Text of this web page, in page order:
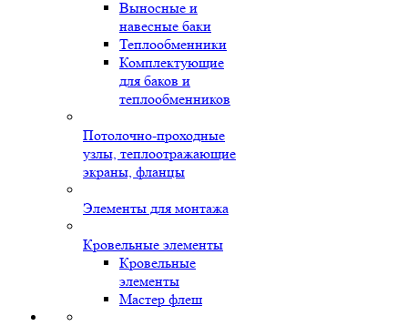
Выносные и
навесные баки
Теплообменники
Комплектующие
для баков и
теплообменников
Потолочно-проходные
узлы, теплоотражающие
экраны, фланцы
Элементы для монтажа
Кровельные элементы
Кровельные
элементы
Мастер флеш